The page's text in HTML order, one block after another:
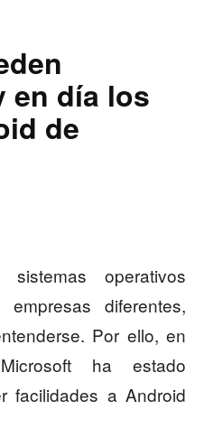
en día los
de
operativos
diferentes,
Por ello, en
ha estado
facilidades a Android